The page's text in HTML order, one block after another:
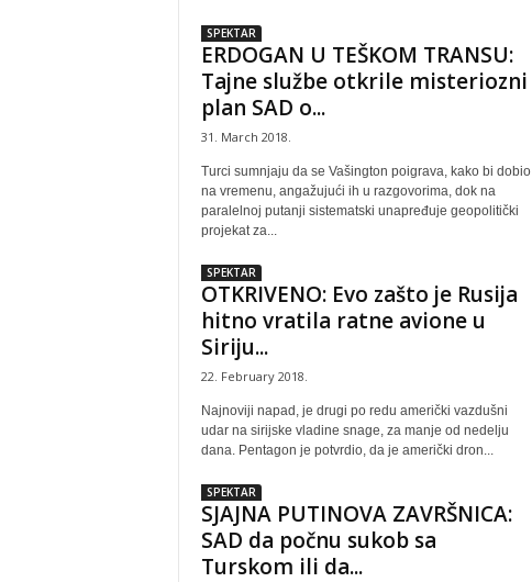
SPEKTAR
ERDOGAN U TEŠKOM TRANSU:
Tajne službe otkrile misteriozni
plan SAD o...
31. March 2018.
Turci sumnjaju da se Vašington poigrava, kako bi dobio
na vremenu, angažujući ih u razgovorima, dok na
paralelnoj putanji sistematski unapređuje geopolitički
projekat za...
SPEKTAR
OTKRIVENO: Evo zašto je Rusija
hitno vratila ratne avione u
Siriju...
22. February 2018.
Najnoviji napad, je drugi po redu američki vazdušni
udar na sirijske vladine snage, za manje od nedelju
dana. Pentagon je potvrdio, da je američki dron...
SPEKTAR
SJAJNA PUTINOVA ZAVRŠNICA:
SAD da počnu sukob sa
Turskom ili da...